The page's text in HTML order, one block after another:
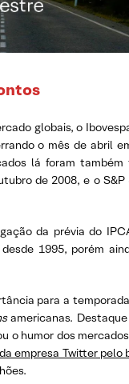
globais, o
o mês de abril
lá foram também
de 2008, e o
da prévia do
1995, porém
para a
americanas.
o humor dos
empresa Twitter pelo